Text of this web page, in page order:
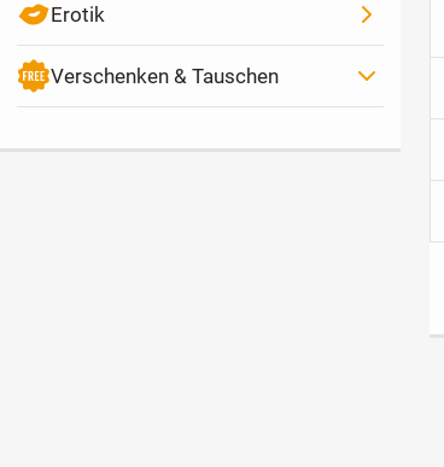
Erotik
Verschenken & Tauschen